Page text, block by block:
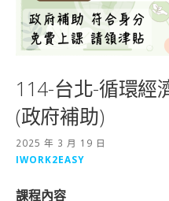
114-台北-循環經
(政府補助)
2025 年 3 月 19 日
IWORK2EASY
課程內容